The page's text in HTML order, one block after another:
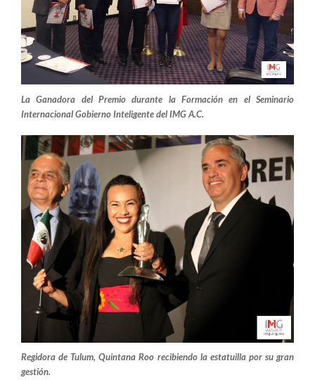
La Ganadora del Premio durante la Formación en el Seminario
Internacional Gobierno Inteligente del IMG A.C.
Regidora de Tulum, Quintana Roo recibiendo la estatuilla por su gran
gestión.